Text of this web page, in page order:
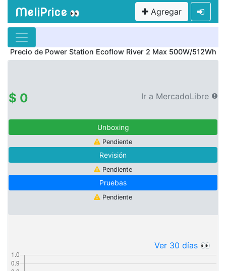
MeliPrice 👀 Agregar
Precio de Power Station Ecoflow River 2 Max 500W/512Wh
$ 0 Ir a MercadoLibre
Unboxing
Pendiente
Revisión
Pendiente
Pruebas
Pendiente
Ver 30 días 👀